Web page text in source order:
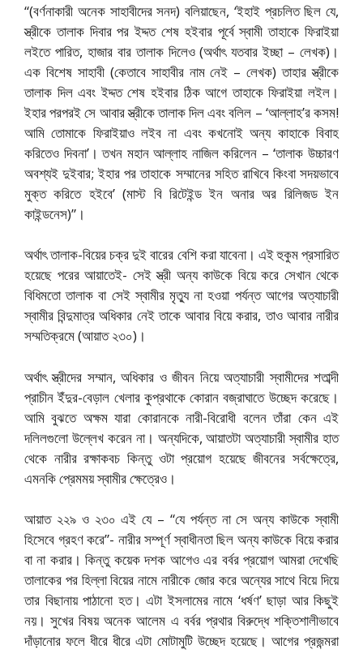
“(বর্ণনাকারী অনেক সাহাবীদের সনদ) বলিয়াছেন, ‘ইহাই প্রচলিত ছিল যে,
স্ত্রীকে তালাক দিবার পর ইদ্দত শেষ হইবার পূর্বে স্বামী তাহাকে ফিরাইয়া
লইতে পারিত, হাজার বার তালাক দিলেও (অর্থাৎ যতবার ইচ্ছা – লেখক)।
এক বিশেষ সাহাবী (কেতাবে সাহাবীর নাম নেই – লেখক) তাহার স্ত্রীকে
তালাক দিল এবং ইদ্দত শেষ হইবার ঠিক আগে তাহাকে ফিরাইয়া লইল।
ইহার পরপরই সে আবার স্ত্রীকে তালাক দিল এবং বলিল – ‘আল্লাহ’র কসম!
আমি তোমাকে ফিরাইয়াও লইব না এবং কখনোই অন্য কাহাকে বিবাহ
করিতেও দিবনা’। তখন মহান আল্লাহ নাজিল করিলেন – ‘তালাক উচ্চারণ
অবশ্যই দুইবার; ইহার পর তাহাকে সম্মানের সহিত রাখিবে কিংবা সদয়ভাবে
মুক্ত করিতে হইবে’ (মাস্ট বি রিটেইন্ড ইন অনার অর রিলিজড ইন
কাইন্ডনেস)”।
অর্থাৎ তালাক-বিয়ের চক্র দুই বারের বেশি করা যাবেনা। এই হুকুম প্রসারিত
হয়েছে পরের আয়াতেই- সেই স্ত্রী অন্য কাউকে বিয়ে করে সেখান থেকে
বিধিমতো তালাক বা সেই স্বামীর মৃত্যু না হওয়া পর্যন্ত আগের অত্যাচারী
স্বামীর বিন্দুমাত্র অধিকার নেই তাকে আবার বিয়ে করার, তাও আবার নারীর
সম্মতিক্রমে (আয়াত ২৩০)।
অর্থাৎ স্ত্রীদের সম্মান, অধিকার ও জীবন নিয়ে অত্যাচারী স্বামীদের শতাব্দী
প্রাচীন ইঁদুর-বেড়াল খেলার কুপ্রথাকে কোরান বজ্রাঘাতে উচ্ছেদ করেছে।
আমি বুঝতে অক্ষম যারা কোরানকে নারী-বিরোধী বলেন তাঁরা কেন এই
দলিলগুলো উল্লেখ করেন না। অন্যদিকে, আয়াতটা অত্যাচারী স্বামীর হাত
থেকে নারীর রক্ষাকবচ কিন্তু ওটা প্রয়োগ হয়েছে জীবনের সর্বক্ষেত্রে,
এমনকি প্রেমময় স্বামীর ক্ষেত্রেও।
আয়াত ২২৯ ও ২৩০ এই যে – “যে পর্যন্ত না সে অন্য কাউকে স্বামী
হিসেবে গ্রহণ করে”- নারীর সম্পূর্ণ স্বাধীনতা ছিল অন্য কাউকে বিয়ে করার
বা না করার। কিন্তু কয়েক দশক আগেও এর বর্বর প্রয়োগ আমরা দেখেছি
তালাকের পর হিল্লা বিয়ের নামে নারীকে জোর করে অন্যের সাথে বিয়ে দিয়ে
তার বিছানায় পাঠানো হত। এটা ইসলামের নামে ‘ধর্ষণ’ ছাড়া আর কিছুই
নয়। সুখের বিষয় অনেক আলেম এ বর্বর প্রথার বিরুদ্ধে শক্তিশালীভাবে
দাঁড়ানোর ফলে ধীরে ধীরে এটা মোটামুটি উচ্ছেদ হয়েছে। আগের প্রজন্মরা